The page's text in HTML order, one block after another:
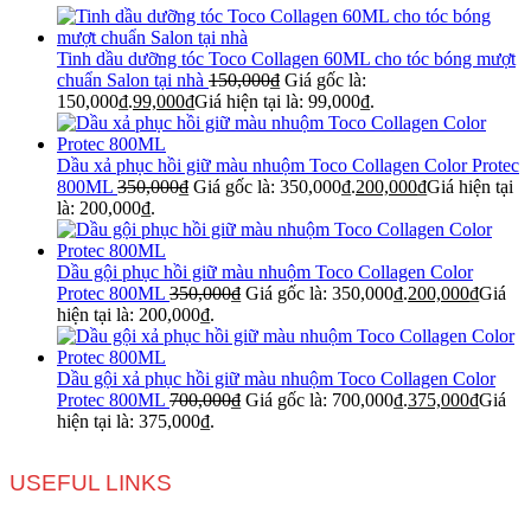
Tinh dầu dưỡng tóc Toco Collagen 60ML cho tóc bóng mượt
chuẩn Salon tại nhà 150,000₫ Giá gốc là:
150,000₫.99,000₫Giá hiện tại là: 99,000₫.
Dầu xả phục hồi giữ màu nhuộm Toco Collagen Color Protec
800ML 350,000₫ Giá gốc là: 350,000₫.200,000₫Giá hiện tại
là: 200,000₫.
Dầu gội phục hồi giữ màu nhuộm Toco Collagen Color
Protec 800ML 350,000₫ Giá gốc là: 350,000₫.200,000₫Giá
hiện tại là: 200,000₫.
Dầu gội xả phục hồi giữ màu nhuộm Toco Collagen Color
Protec 800ML 700,000₫ Giá gốc là: 700,000₫.375,000₫Giá
hiện tại là: 375,000₫.
USEFUL LINKS